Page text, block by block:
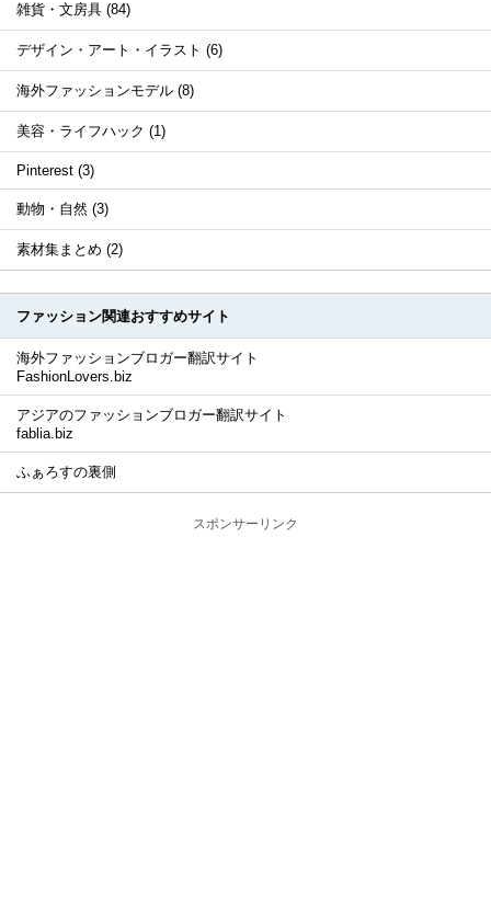
雑貨・文房具 (84)
デザイン・アート・イラスト (6)
海外ファッションモデル (8)
美容・ライフハック (1)
Pinterest (3)
動物・自然 (3)
素材集まとめ (2)
ファッション関連おすすめサイト
海外ファッションブロガー翻訳サイト
FashionLovers.biz
アジアのファッションブロガー翻訳サイト
fablia.biz
ふぁろすの裏側
スポンサーリンク